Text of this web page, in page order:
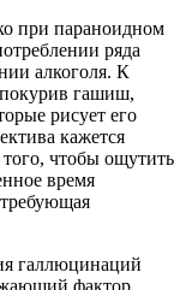
при параноидном
ряда
алкоголя. К
гашиш,
рисует его
кажется
чтобы ощутить
время
требующая
галлюцинаций